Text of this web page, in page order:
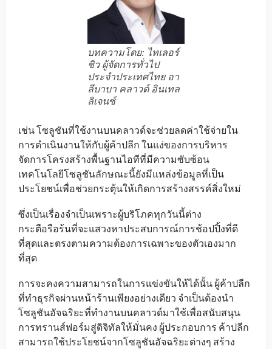
บทความโดย: ไทเลอร์
ชิว ผู้จัดการทั่วไป
ประจำประเทศไทย อา
ลีบาบา คลาวด์ อินเทล
ลิเจนซ์
เช่น โซลูชันที่ใช้งานบนคลาวด์จะช่วยลดค่าใช้จ่ายใน
การดำเนินงานให้กับผู้ค้าปลีก ในแง่ของการบริหาร
จัดการโครงสร้างพื้นฐานไอทีที่มีความซับซ้อน
เทคโนโลยีโซลูชันลักษณะนี้ยังมีแหล่งข้อมูลที่เป็น
ประโยชน์เพื่อช่วยกระตุ้นให้เกิดการสร้างสรรค์สิ่งใหม่
ซึ่งเป็นเรื่องจำเป็นเพราะผู้บริโภคทุกวันนี้ต่าง
กระตือรือร้นที่จะแสวงหาประสบการณ์การช้อปปิ้งที่ดี
ที่สุดและตรงตามความต้องการเฉพาะของตัวเองมาก
ที่สุด
การจะคงความสามารถในการแข่งขันให้ได้นั้น ผู้ค้าปลีก
ที่ทำธุรกิจผ่านหน้าร้านเพียงอย่างเดียว จำเป็นต้องนำ
โซลูชันอัจฉริยะที่ทำงานบนคลาวด์มาใช้เพื่อสนับสนุน
การทรานส์ฟอร์มสู่ดิจิทัลให้มั่นคง ผู้ประกอบการ ค้าปลีก
สามารถใช้ประโยชน์จากโซลูชันอัจฉริยะต่างๆ สร้าง